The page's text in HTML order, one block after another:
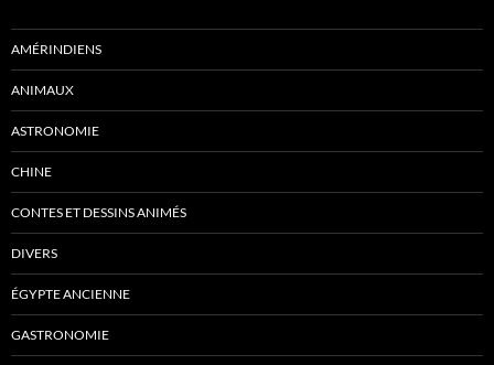
AMÉRINDIENS
ANIMAUX
ASTRONOMIE
CHINE
CONTES ET DESSINS ANIMÉS
DIVERS
ÉGYPTE ANCIENNE
GASTRONOMIE